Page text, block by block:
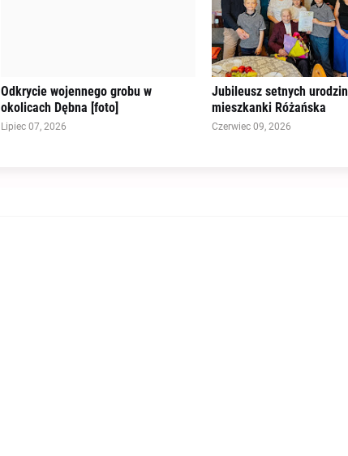
Odkrycie wojennego grobu w
okolicach Dębna [foto]
Lipiec 07, 2026
Jubileusz setnych urodzin
mieszkanki Różańska
Czerwiec 09, 2026